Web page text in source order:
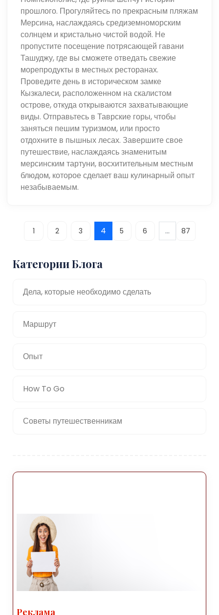
прошлого. Прогуляйтесь по прекрасным пляжам
Мерсина, наслаждаясь средиземноморским
солнцем и кристально чистой водой. Не
пропустите посещение потрясающей гавани
Ташуджу, где вы сможете отведать свежие
морепродукты в местных ресторанах.
Проведите день в историческом замке
Кызкалеси, расположенном на скалистом
острове, откуда открываются захватывающие
виды. Отправьтесь в Таврские горы, чтобы
заняться пешим туризмом, или просто
отдохните в пышных лесах. Завершите свое
путешествие, наслаждаясь знаменитым
мерсинским тартуни, восхитительным местным
блюдом, которое сделает ваш кулинарный опыт
незабываемым.
1 2 3 4 5 6 ... 87
Категории Блога
Дела, которые необходимо сделать
Маршрут
Опыт
How To Go
Советы путешественникам
Реклама